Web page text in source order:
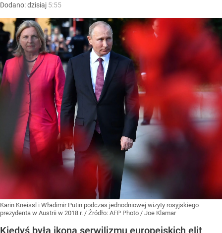
Dodano:dzisiaj 5:55
Karin Kneissl i Władimir Putin podczas jednodniowej wizyty rosyjskiego
prezydenta w Austrii w 2018 r. / Źródło: AFP Photo / Joe Klamar
Kiedyś była ikoną serwilizmu europejskich elit